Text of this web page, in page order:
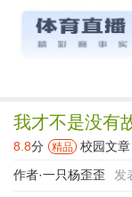
我才不是没有
8.8分 精品 校园文章
作者·一只杨歪歪 发